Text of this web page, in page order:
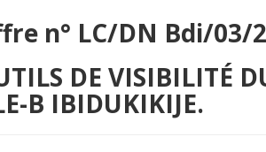
n° LC/DN Bdi/03/
DE VISIBILITÉ
B IBIDUKIKIJE.